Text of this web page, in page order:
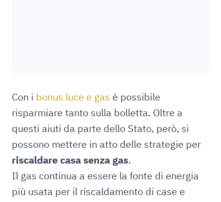
Con i bonus luce e gas è possibile
risparmiare tanto sulla bolletta. Oltre a
questi aiuti da parte dello Stato, però, si
possono mettere in atto delle strategie per
riscaldare casa senza gas.
Il gas continua a essere la fonte di energia
più usata per il riscaldamento di case e